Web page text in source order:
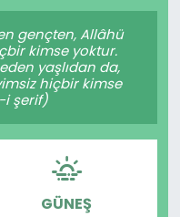
gençten, Allâhü
kimse yoktur.
yaşlıdan da,
hiçbir kimse
i şerif)
GÜNEŞ